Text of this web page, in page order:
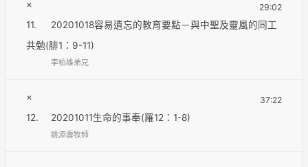
×
11.
20201018容易遺忘的教育要點－與中聖及靈風的同工
共勉(腓1：9-11)
29:02
李柏雄弟兄
×
12.
20201011生命的事奉(羅12：1-8)
37:22
姚添壽牧師